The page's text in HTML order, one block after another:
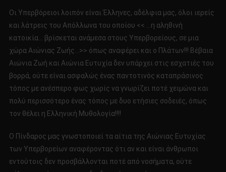
Οι Υπερβόρειοι λοιπόν είναι Έλληνες, αδέλφια μας, όλοι ιερείς
και λάτρεις του Απόλλωνα του οποίου << …η αληθινή
κατοικία… βρίσκεται ανάμεσα στους Υπερβορείους, σε μια
χώρα Αιώνιας Ζωής…>> όπως αναφέρει και ο Πλάτων!!! Βέβαια
Αιώνια Ζωή και Αιώνια Ευτυχία δεν υπάρχει στις εσχατιές του
βορρά, ούτε είναι ασφαλώς ένας παντοτινός καταπράσινος
τόπος με ανέσπερο φως χωρίς να γνωρίζει ποτέ χειμώνα και
πολύ περισσότερο ένας τόπος με δυο ετήσιες σοδειές, όπως
τον θέλει η Ελληνική Μυθολογία!!!!
O Πίνδαρος μας γνωστοποιεί τα αίτια της Αιώνιας Ευτυχίας
των Υπερβορείων αναφέροντας ότι αν και είναι άνθρωποι
εντούτοις δεν προσβάλλονται ποτέ από νοσήματα, ούτε